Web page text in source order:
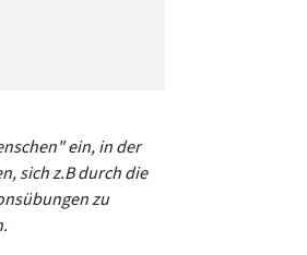
ein, in der
sich z.B durch die
zu